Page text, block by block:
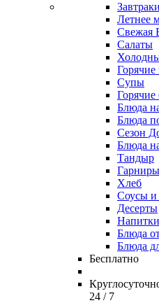
Завтраки
Летнее
Свежая
Салаты
Горячие
Супы
Горячие
Блюда
Блюда
Сезон
Блюда
Тандыр
Гарниры
Хлеб
Соусы
Десерты
Напитки
Блюда
Блюда
Бесплатно
24 / 7